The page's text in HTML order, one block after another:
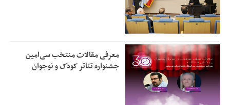
معرفی مقالات منتخب سی‌امین
جشنواره تئاتر کودک و نوجوان